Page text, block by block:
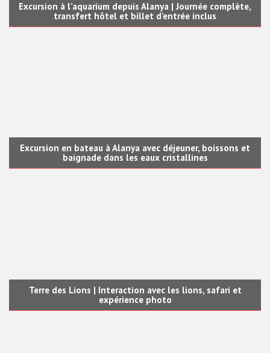
Excursion à l’aquarium depuis Alanya | Journée complète,
transfert hôtel et billet d’entrée inclus
Excursion en bateau à Alanya avec déjeuner, boissons et
baignade dans les eaux cristallines
Terre des Lions | Interaction avec les lions, safari et
expérience photo